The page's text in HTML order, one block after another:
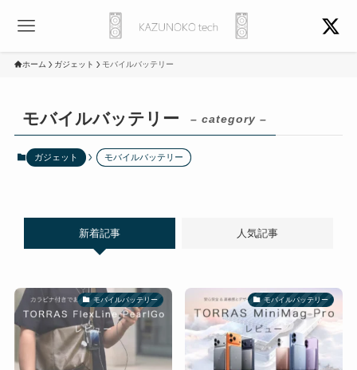
ホーム ガジェット モバイルバッテリー
モバイルバッテリー – category –
ガジェット モバイルバッテリー
新着記事 人気記事
モバイルバッテリー モバイルバッテリー